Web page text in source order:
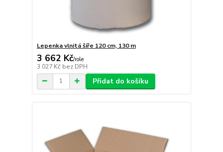
Lepenka vlnitá šíře 120 cm, 130 m
3 662 Kč/role
3 027 Kč bez DPH
Přidat do košíku